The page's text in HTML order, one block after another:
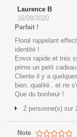
Laurence B
16/08/2020
Parfait !
Floral rappelant
identité !
Envoi rapide et très
prime un petit
Cliente il y a
bien..qualité.. et ne
Que du bonheur !
2 personne(s) sur
Note